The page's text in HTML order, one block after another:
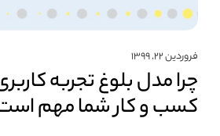
فروردین ۲۲, ۱۳۹۹
کسب‌ و کار شما مهم